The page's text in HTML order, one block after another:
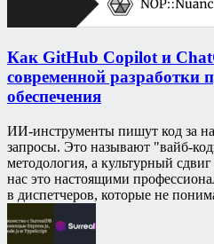
Как GitHub Copilot и
современной разработки
обеспечения
ИИ-инструменты пишут код за
запросы. Это называют "вайб-
методология, а культурный
нас это настоящими
в диспетчеров, которые не